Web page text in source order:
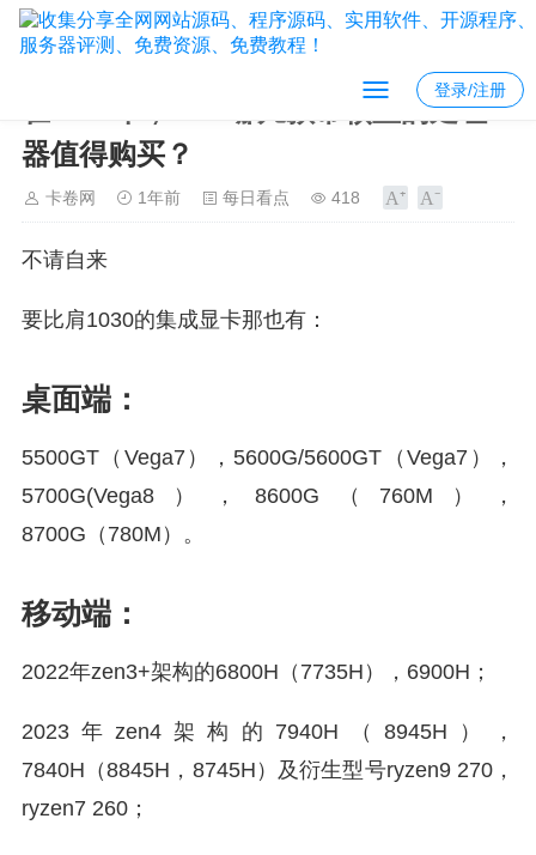
登录/注册
在2025年，amd哪几款带核显的处理
器值得购买？
卡卷网 1年前 每日看点 418
不请自来
要比肩1030的集成显卡那也有：
桌面端：
5500GT（Vega7），5600G/5600GT（Vega7），
5700G(Vega8），8600G（760M），
8700G（780M）。
移动端：
2022年zen3+架构的6800H（7735H），6900H；
2023年zen4架构的7940H（8945H），
7840H（8845H，8745H）及衍生型号ryzen9 270，
ryzen7 260；